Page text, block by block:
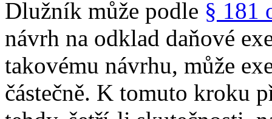
Dlužník může podle § 181
návrh na odklad daňové
takovému návrhu, může
částečně. K tomuto kroku